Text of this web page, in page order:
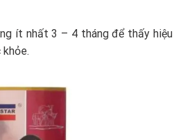
ít nhất 3 – 4 tháng để thấy hiệu